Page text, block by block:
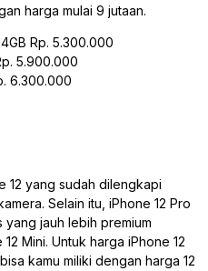
harga mulai 9 jutaan.
Rp. 5.300.000
5.900.000
6.300.000
12 yang sudah dilengkapi
Selain itu, iPhone 12 Pro
jauh lebih premium
Mini. Untuk harga iPhone 12
kamu miliki dengan harga 12